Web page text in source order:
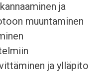
ja
muuntaminen
ja ylläpito